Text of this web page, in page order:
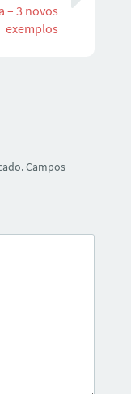
– 3 novos
exemplos
Campos